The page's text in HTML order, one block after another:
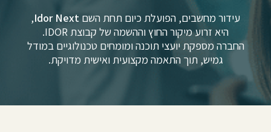
עידור מחשבים, הפועלת כיום תחת השם Idor Next
,
היא זרוע מיקור החוץ וההשמה של קבוצת IDOR.
החברה מספקת יועצי תוכנה ומומחים טכנולוגיים במודל
גמיש, תוך התאמה מקצועית ואישית מדויקת.